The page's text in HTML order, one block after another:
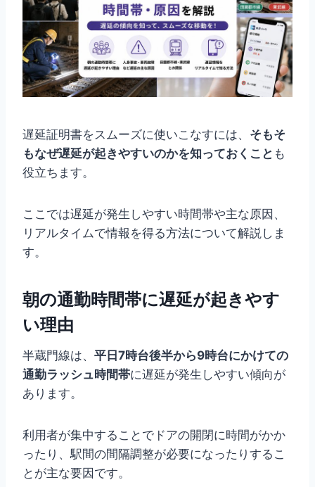
遅延証明書をスムーズに使いこなすには、 そもそ
もなぜ遅延が起きやすいのかを知っておくこと も
役立ちます。
ここでは遅延が発生しやすい時間帯や主な原因、
リアルタイムで情報を得る方法について解説しま
す。
朝の通勤時間帯に遅延が起きやす
い理由
半蔵門線は、 平日7時台後半から9時台にかけての
通勤ラッシュ時間帯に遅延が発生しやすい傾向が
あります。
利用者が集中することでドアの開閉に時間がかか
ったり、駅間の間隔調整が必要になったりするこ
とが主な要因です。